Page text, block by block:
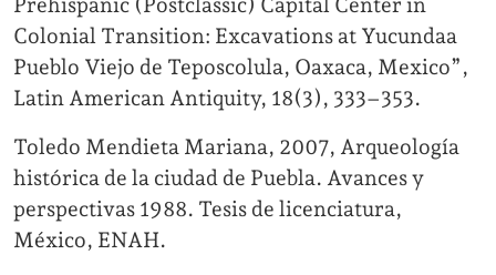
Prehispanic (Postclassic) Capital Center in
Colonial Transition: Excavations at Yucundaa
Pueblo Viejo de Teposcolula, Oaxaca, Mexico”,
Latin American Antiquity, 18(3), 333–353.
Toledo Mendieta Mariana, 2007, Arqueología
histórica de la ciudad de Puebla. Avances y
perspectivas 1988. Tesis de licenciatura,
México, ENAH.